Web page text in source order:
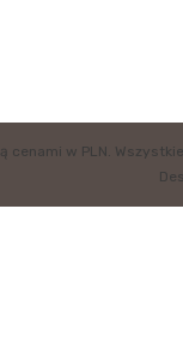
cenami w PLN.